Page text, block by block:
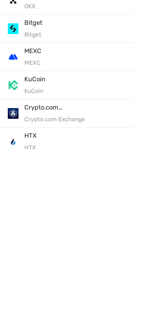
OKX
Bitget
Bitget
MEXC
MEXC
KuCoin
KuCoin
Crypto.com Exchange
Crypto.com Exchange
HTX
HTX